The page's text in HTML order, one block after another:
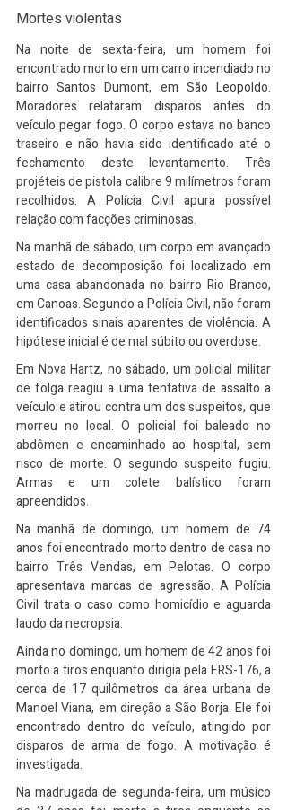
Mortes violentas
Na noite de sexta-feira, um homem foi
encontrado morto em um carro incendiado no
bairro Santos Dumont, em São Leopoldo.
Moradores relataram disparos antes do
veículo pegar fogo. O corpo estava no banco
traseiro e não havia sido identificado até o
fechamento deste levantamento. Três
projéteis de pistola calibre 9 milímetros foram
recolhidos. A Polícia Civil apura possível
relação com facções criminosas.
Na manhã de sábado, um corpo em avançado
estado de decomposição foi localizado em
uma casa abandonada no bairro Rio Branco,
em Canoas. Segundo a Polícia Civil, não foram
identificados sinais aparentes de violência. A
hipótese inicial é de mal súbito ou overdose.
Em Nova Hartz, no sábado, um policial militar
de folga reagiu a uma tentativa de assalto a
veículo e atirou contra um dos suspeitos, que
morreu no local. O policial foi baleado no
abdômen e encaminhado ao hospital, sem
risco de morte. O segundo suspeito fugiu.
Armas e um colete balístico foram
apreendidos.
Na manhã de domingo, um homem de 74
anos foi encontrado morto dentro de casa no
bairro Três Vendas, em Pelotas. O corpo
apresentava marcas de agressão. A Polícia
Civil trata o caso como homicídio e aguarda
laudo da necropsia.
Ainda no domingo, um homem de 42 anos foi
morto a tiros enquanto dirigia pela ERS-176, a
cerca de 17 quilômetros da área urbana de
Manoel Viana, em direção a São Borja. Ele foi
encontrado dentro do veículo, atingido por
disparos de arma de fogo. A motivação é
investigada.
Na madrugada de segunda-feira, um músico